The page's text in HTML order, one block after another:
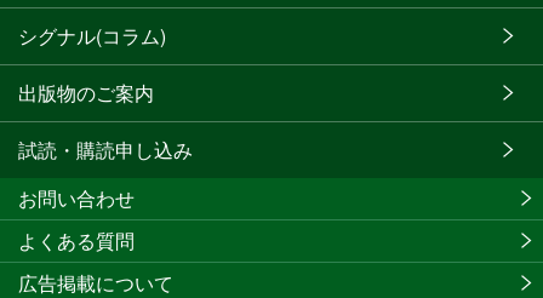
シグナル(コラム)
出版物のご案内
試読・購読申し込み
お問い合わせ
よくある質問
広告掲載について